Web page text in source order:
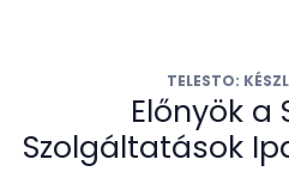
TELESTO:
Előnyök a
Szolgáltatások